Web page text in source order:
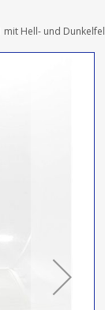
Hell- und